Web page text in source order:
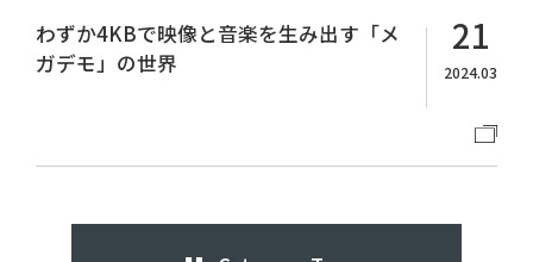
わずか4KBで映像と音楽を生み出す「メ
ガデモ」の世界
21
2024.03